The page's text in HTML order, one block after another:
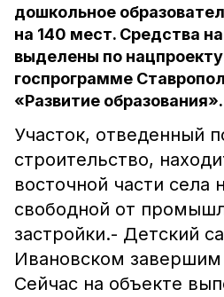
дошкольное
на 140 мест. Средства
выделены по
госпрограмме
«Развитие образования».
Участок, отведенный
строительство,
восточной части села
свободной от
застройки.- Детский
Ивановском
Сейчас на объекте